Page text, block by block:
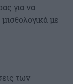
για να
με
των